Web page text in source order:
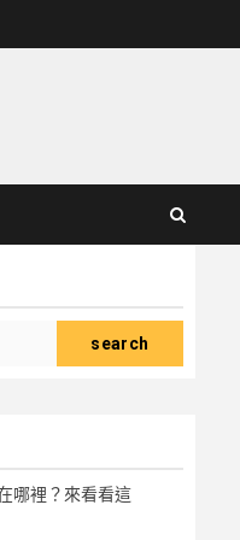
search
哪裡？來看看這